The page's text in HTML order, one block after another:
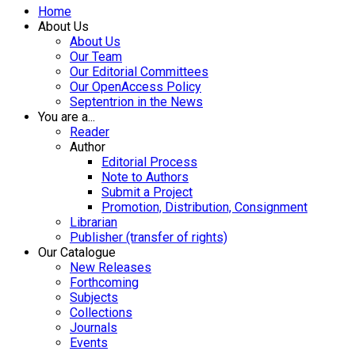
Home
About Us
About Us
Our Team
Our Editorial Committees
Our OpenAccess Policy
Septentrion in the News
You are a...
Reader
Author
Editorial Process
Note to Authors
Submit a Project
Promotion, Distribution, Consignment
Librarian
Publisher (transfer of rights)
Our Catalogue
New Releases
Forthcoming
Subjects
Collections
Journals
Events